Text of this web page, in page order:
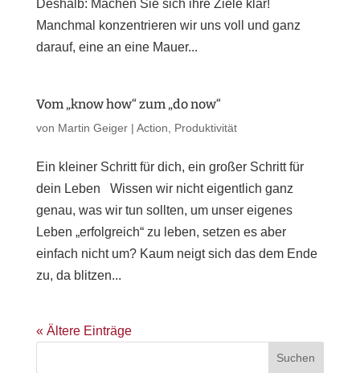
Deshalb: Machen Sie sich ihre Ziele klar!
Manchmal konzentrieren wir uns voll und ganz
darauf, eine an eine Mauer...
Vom „know how“ zum „do now“
von Martin Geiger| Action Produktivität
Ein kleiner Schritt für dich, ein großer Schritt für
dein Leben Wissen wir nicht eigentlich ganz
genau, was wir tun sollten, um unser eigenes
Leben „erfolgreich“ zu leben, setzen es aber
einfach nicht um? Kaum neigt sich das dem Ende
zu, da blitzen...
« Ältere Einträge